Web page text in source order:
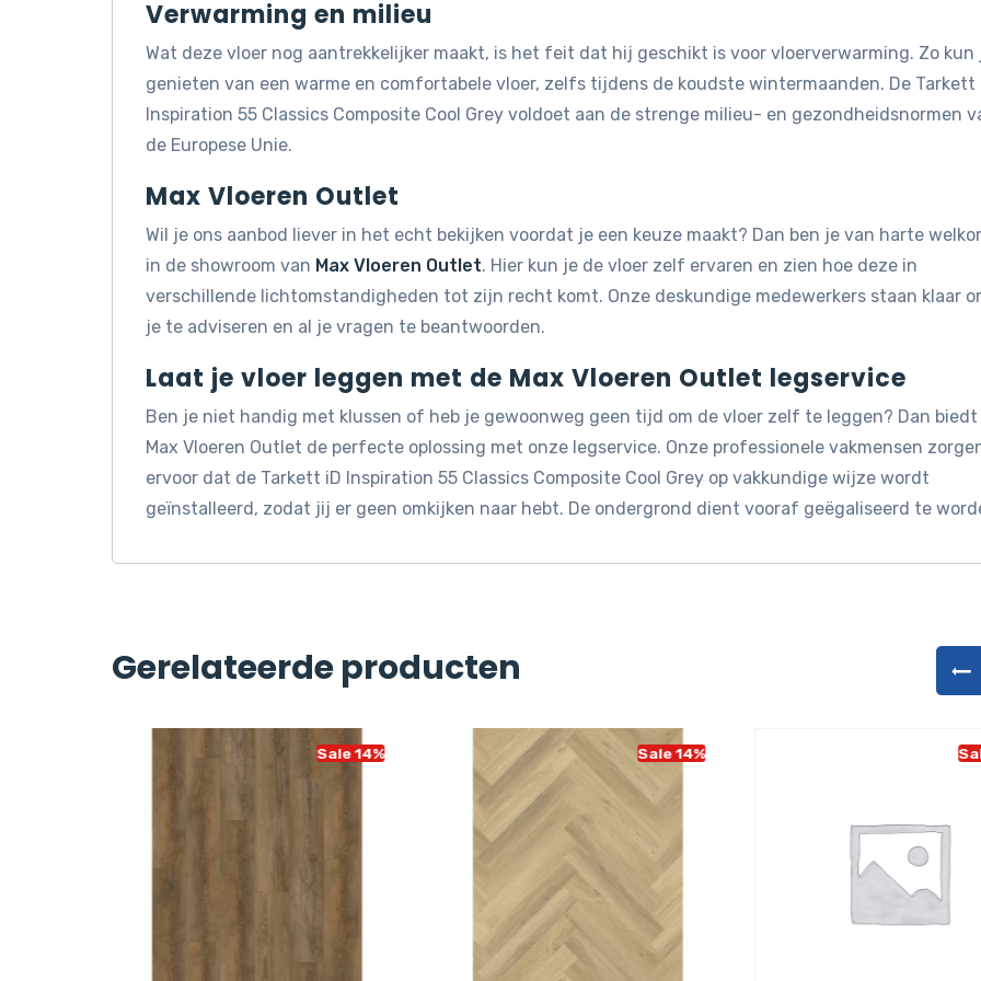
Verwarming en milieu
Wat deze vloer nog aantrekkelijker maakt, is het feit dat hij geschikt is voor vloerverwarming. Zo kun
genieten van een warme en comfortabele vloer, zelfs tijdens de koudste wintermaanden. De Tarkett
Inspiration 55 Classics Composite Cool Grey voldoet aan de strenge milieu- en gezondheidsnormen
de Europese Unie.
Max Vloeren Outlet
Wil je ons aanbod liever in het echt bekijken voordat je een keuze maakt? Dan ben je van harte
in de showroom van Max Vloeren Outlet. Hier kun je de vloer zelf ervaren en zien hoe deze in
verschillende lichtomstandigheden tot zijn recht komt. Onze deskundige medewerkers staan klaar
je te adviseren en al je vragen te beantwoorden.
Laat je vloer leggen met de Max Vloeren Outlet legservice
Ben je niet handig met klussen of heb je gewoonweg geen tijd om de vloer zelf te leggen? Dan biedt
Max Vloeren Outlet de perfecte oplossing met onze legservice. Onze professionele vakmensen
ervoor dat de Tarkett iD Inspiration 55 Classics Composite Cool Grey op vakkundige wijze wordt
geïnstalleerd, zodat jij er geen omkijken naar hebt. De ondergrond dient vooraf geëgaliseerd te
Gerelateerde producten
Sale 14% Sale 14%